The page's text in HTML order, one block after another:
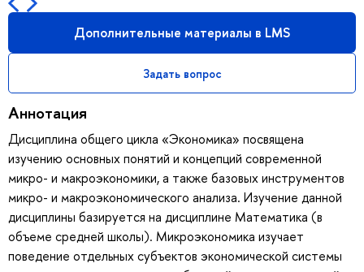
Дополнительные материалы в LMS
Задать вопрос
Аннотация
Дисциплина общего цикла «Экономика» посвящена
изучению основных понятий и концепций современной
микро- и макроэкономики, а также базовых инструментов
микро- и макроэкономического анализа. Изучение данной
дисциплины базируется на дисциплине Математика (в
объеме средней школы). Микроэкономика изучает
поведение отдельных субъектов экономической системы